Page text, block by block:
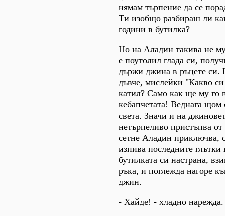
нямам търпение да се
Ти изобщо разбираш ли
години в бутилка?
Но на Аладин такива не
е поутолил глада си,
държи джина в ръцете си.
дъвче, мислейки "Какво си
катил? Само как ще му го
кебапчетата! Веднага щом
света. Значи и на
нетърпеливо пристъпва
сетне Аладин приключва,
изпива последните глътки
бутилката си настрана,
ръка, и поглежда нагоре
джин.
- Хайде! - хладно нарежда.